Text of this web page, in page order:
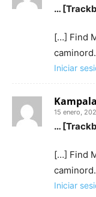
…
[…] Find
Iniciar
15 enero,
…
[…] Find
Iniciar